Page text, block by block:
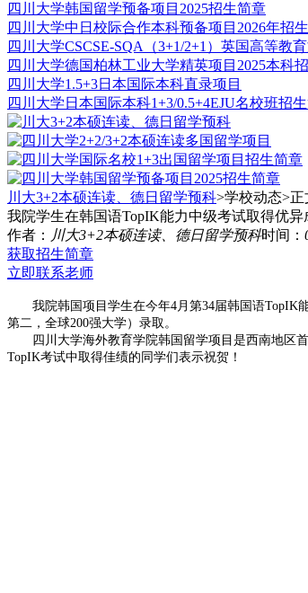
四川大学韩国留学预备项目2025招生简章
四川大学中日校际合作本科预备项目2026年招
四川大学CSCSE-SQA（3+1/2+1）英国高等教
四川大学德国柏林工业大学精英项目2025本科
四川大学1.5+3日本国际本科直录项目
四川⼤学日本国际本科1+3/0.5+4EJU名校班招
川大3+2本硕连读、德日留学预科>学校动态>正
我院学生在韩国语TopIK能力中级考试取得优异
作者： 川大3+2本硕连读、德日留学预科时间：
获取招生简章
立即联系老师
我院韩国项目学生在今年4月第34届韩国语TopIK能
第二，全球200强大学）录取。
四川大学海外教育学院韩国留学项目是西南地区首
TopIK考试中取得佳绩的同学们表示祝贺！